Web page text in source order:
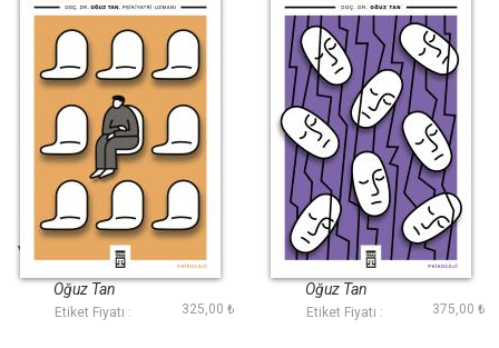
Yalnızlık ve Aidiyet
Oğuz Tan
Etiket Fiyatı : 325,00 ₺
Depresyon
Oğuz Tan
Etiket Fiyatı : 375,00 ₺